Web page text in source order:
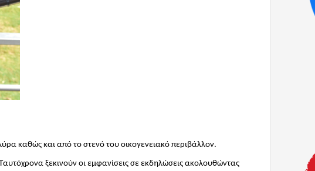
καθώς και από το στενό του οικογενειακό περιβάλλον.
ξεκινούν οι εμφανίσεις σε εκδηλώσεις ακολουθώντας